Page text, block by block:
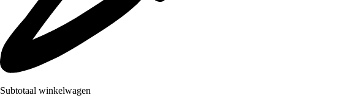
Subtotaal winkelwagen